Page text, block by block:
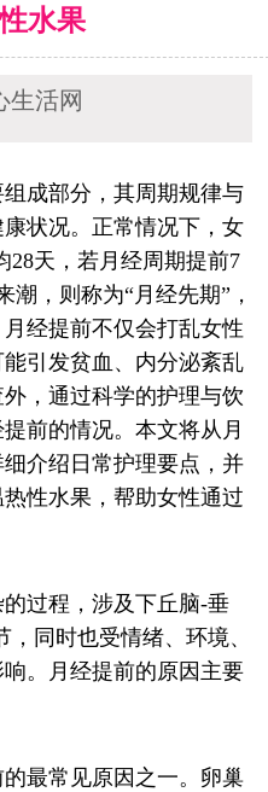
水果
生活网
成部分，其周期规律与
状况。正常情况下，女
28天，若月经周期提前7
潮，则称为“月经先期”，
经提前不仅会打乱女性
引发贫血、内分泌紊乱
，通过科学的护理与饮
前的情况。本文将从月
介绍日常护理要点，并
性水果，帮助女性通过
过程，涉及下丘脑-垂
同时也受情绪、环境、
。月经提前的原因主要
最常见原因之一。卵巢